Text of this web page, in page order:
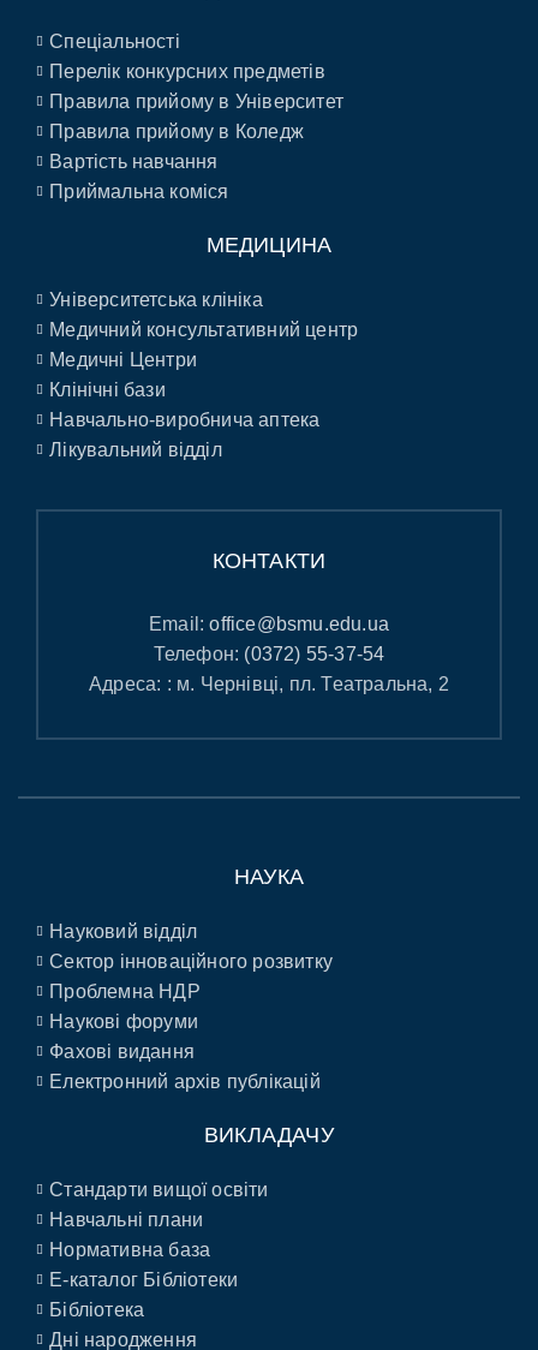
Спеціальності
Перелік конкурсних предметів
Правила прийому в Університет
Правила прийому в Коледж
Вартість навчання
Приймальна коміся
МЕДИЦИНА
Університетська клініка
Медичний консультативний центр
Медичні Центри
Клінічні бази
Навчально-виробнича аптека
Лікувальний відділ
КОНТАКТИ
Email:office@bsmu.edu.ua
Телефон: (0372) 55-37-54
Адреса: : м. Чернівці, пл. Театральна, 2
НАУКА
Науковий відділ
Сектор інноваційного розвитку
Проблемна НДР
Наукові форуми
Фахові видання
Електронний архів публікацій
ВИКЛАДАЧУ
Стандарти вищої освіти
Навчальні плани
Нормативна база
E-каталог Бібліотеки
Бібліотека
Дні народження